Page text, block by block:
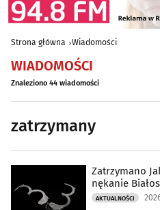
Strona główna Wiadomości
WIADOMOŚCI
Znaleziono 44 wiadomości
zatrzymany
Zatrzymano
nękanie
AKTUALNOŚCI